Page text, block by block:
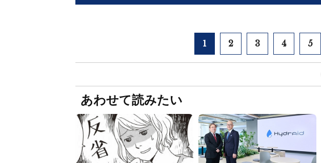
1 2 3 4 5
あわせて読みたい